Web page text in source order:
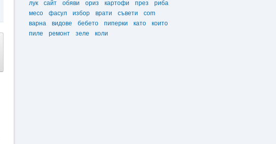
лук
сайт обяви ориз картофи през
риба
месо
фасул избор врати съвети
com
варна
видове бебето пиперки като
които
пиле
ремонт зеле коли